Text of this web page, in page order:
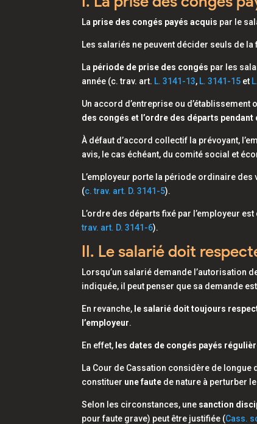
La prise des congés payés acquis par le
Les salariés ne peuvent décider seuls de
La période de prise des congés par les
année (c. trav. art. L. 3141-13, L. 3141-15 et
Un accord d’entreprise ou
des congés et l’ordre des départs
À défaut d’accord collectif la prévoyant,
avis, le cas échéant, du comité social et
L’employeur porte la période ordinaire
(c. trav. art. D. 3141-5).
L’ordre des départs fixé par l’employeur
trav. art. D. 3141-6).
II. Le salarié doit
Lorsqu’un salarié demande l’autorisation
indiquée, il peut penser que sa demande
En revanche, le salarié doit toujours
l’employeur.
En effet, les dates de congés payés
La Cour de Cassation considère de longue
constituer une faute de nature à perturber
Selon les circonstances, une sanction
pour faute grave) peut être justifiée (Cass.